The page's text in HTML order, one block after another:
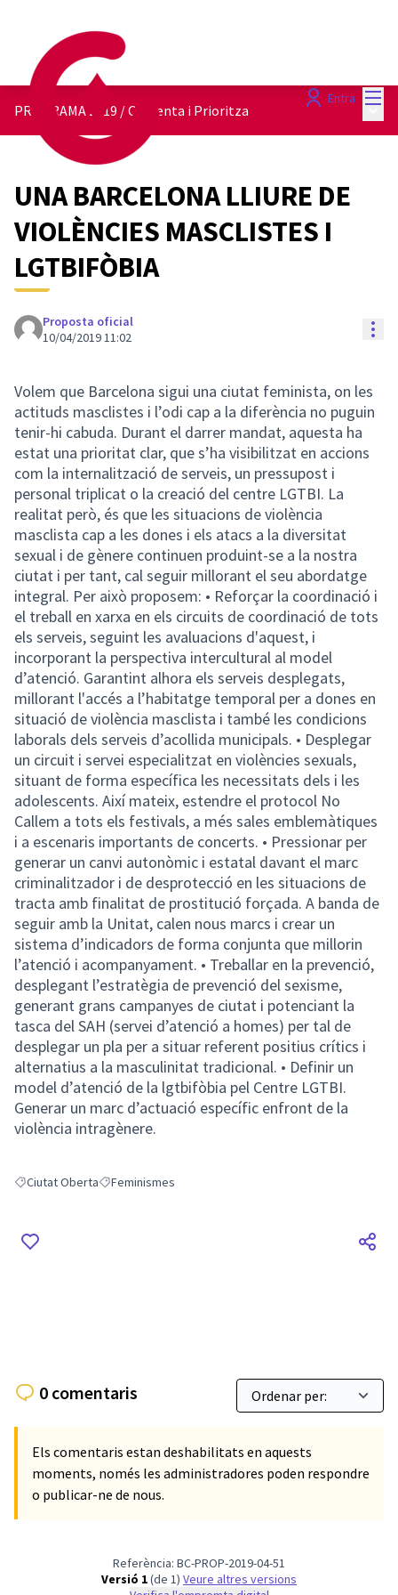
Entra
PROGRAMA 2019 /Comenta i Prioritza
UNA BARCELONA LLIURE DE
VIOLÈNCIES MASCLISTES I
LGTBIFÒBIA
Proposta oficial
10/04/2019 11:02
Volem que Barcelona sigui una ciutat feminista, on les
actituds masclistes i l’odi cap a la diferència no puguin
tenir-hi cabuda. Durant el darrer mandat, aquesta ha
estat una prioritat clar, que s’ha visibilitzat en accions
com la internalització de serveis, un pressupost i
personal triplicat o la creació del centre LGTBI. La
realitat però, és que les situacions de violència
masclista cap a les dones i els atacs a la diversitat
sexual i de gènere continuen produint-se a la nostra
ciutat i per tant, cal seguir millorant el seu abordatge
integral. Per això proposem: • Reforçar la coordinació i
el treball en xarxa en els circuits de coordinació de tots
els serveis, seguint les avaluacions d'aquest, i
incorporant la perspectiva intercultural al model
d’atenció. Garantint alhora els serveis desplegats,
millorant l'accés a l’habitatge temporal per a dones en
situació de violència masclista i també les condicions
laborals dels serveis d’acollida municipals. • Desplegar
un circuit i servei especialitzat en violències sexuals,
situant de forma específica les necessitats dels i les
adolescents. Així mateix, estendre el protocol No
Callem a tots els festivals, a més sales emblemàtiques
i a escenaris importants de concerts. • Pressionar per
generar un canvi autonòmic i estatal davant el marc
criminalitzador i de desprotecció en les situacions de
tracta amb finalitat de prostitució forçada. A banda de
seguir amb la Unitat, calen nous marcs i crear un
sistema d’indicadors de forma conjunta que millorin
l’atenció i acompanyament. • Treballar en la prevenció,
desplegant l’estratègia de prevenció del sexisme,
generant grans campanyes de ciutat i potenciant la
tasca del SAH (servei d’atenció a homes) per tal de
desplegar un pla per a situar referent positius crítics i
alternatius a la masculinitat tradicional. • Definir un
model d’atenció de la lgtbifòbia pel Centre LGTBI.
Generar un marc d’actuació específic enfront de la
violència intragènere.
Resultats en filtrar per: Ciutat Oberta
Ciutat ObertaResultats en filtrar per: Feminismes
Feminismes
0 comentaris
Els comentaris estan deshabilitats en aquests
moments, només les administradores poden respondre
o publicar-ne de nous.
Referència: BC-PROP-2019-04-51
Versió 1(de 1)
veure altres versions